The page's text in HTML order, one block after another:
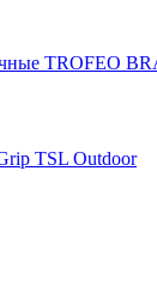
TROFEO
TSL Outdoor